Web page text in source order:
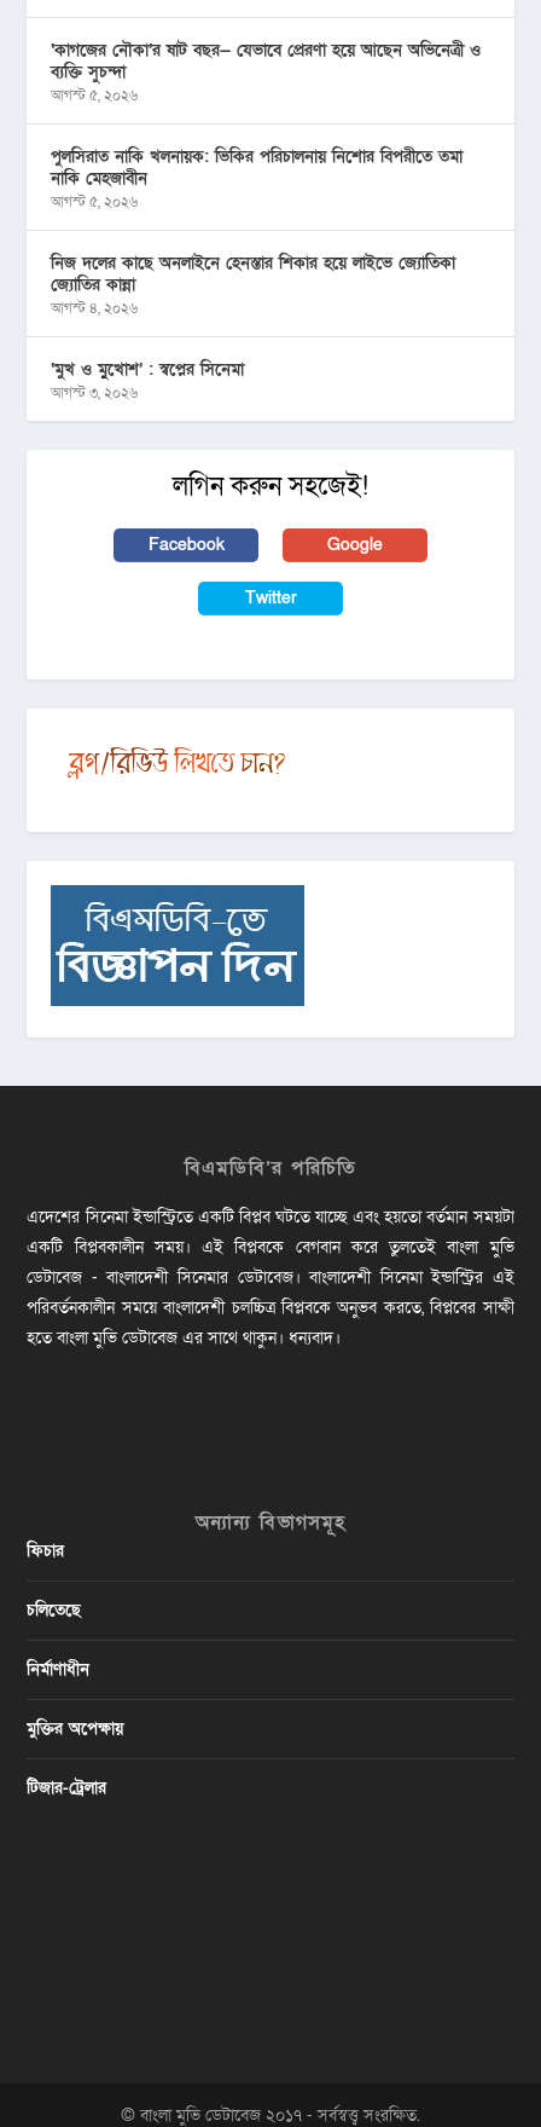
‘কাগজের নৌকা’র ষাট বছর— যেভাবে প্রেরণা হয়ে আছেন অভিনেত্রী ও
ব্যক্তি সুচন্দা
আগস্ট ৫, ২০২৬
পুলসিরাত নাকি খলনায়ক: ভিকির পরিচালনায় নিশোর বিপরীতে তমা
নাকি মেহজাবীন
আগস্ট ৫, ২০২৬
নিজ দলের কাছে অনলাইনে হেনস্তার শিকার হয়ে লাইভে জ্যোতিকা
জ্যোতির কান্না
আগস্ট ৪, ২০২৬
‘মুখ ও মু্খোশ’ : স্বপ্নের সিনেমা
আগস্ট ৩, ২০২৬
লগিন করুন সহজেই!
Facebook Google
Twitter
বিএমডিবি’র পরিচিতি
এদেশের সিনেমা ইন্ডাস্ট্রিতে একটি বিপ্লব ঘটতে যাচ্ছে এবং হয়তো বর্তমান সময়টা
একটি বিপ্লবকালীন সময়। এই বিপ্লবকে বেগবান করে তুলতেই বাংলা মুভি
ডেটাবেজ - বাংলাদেশী সিনেমার ডেটাবেজ। বাংলাদেশী সিনেমা ইন্ডাস্ট্রির এই
পরিবর্তনকালীন সময়ে বাংলাদেশী চলচ্চিত্র বিপ্লবকে অনুভব করতে, বিপ্লবের সাক্ষী
হতে বাংলা মুভি ডেটাবেজ এর সাথে থাকুন। ধন্যবাদ।
অন্যান্য বিভাগসমূহ
ফিচার
চলিতেছে
নির্মাণাধীন
মুক্তির অপেক্ষায়
টিজার-ট্রেলার
© বাংলা মুভি ডেটাবেজ ২০১৭ - সর্বস্বত্ত্ব সংরক্ষিত.